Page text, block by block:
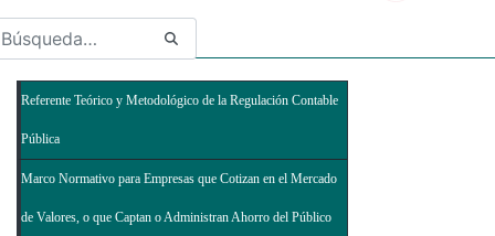
Referente Teórico y Metodológico de la Regulación Contable
Pública
Marco Normativo para Empresas que Cotizan en el Mercado
de Valores, o que Captan o Administran Ahorro del Público